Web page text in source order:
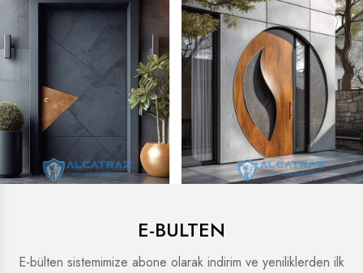
E-BULTEN
E-bülten sistemimize abone olarak indirim ve yeniliklerden ilk